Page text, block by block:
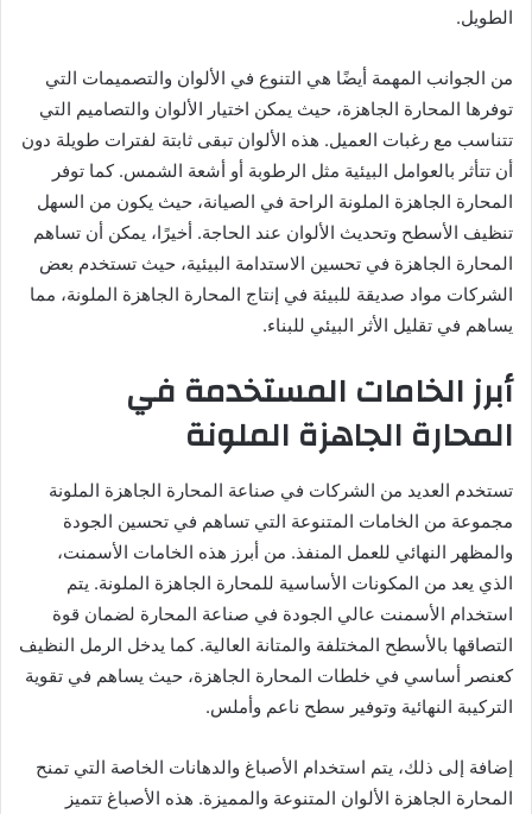
الطويل.
من الجوانب المهمة أيضًا هي التنوع في الألوان والتصميمات التي
توفرها المحارة الجاهزة، حيث يمكن اختيار الألوان والتصاميم التي
تتناسب مع رغبات العميل. هذه الألوان تبقى ثابتة لفترات طويلة دون
أن تتأثر بالعوامل البيئية مثل الرطوبة أو أشعة الشمس. كما توفر
المحارة الجاهزة الملونة الراحة في الصيانة، حيث يكون من السهل
تنظيف الأسطح وتحديث الألوان عند الحاجة. أخيرًا، يمكن أن تساهم
المحارة الجاهزة في تحسين الاستدامة البيئية، حيث تستخدم بعض
الشركات مواد صديقة للبيئة في إنتاج المحارة الجاهزة الملونة، مما
يساهم في تقليل الأثر البيئي للبناء.
أبرز الخامات المستخدمة في
المحارة الجاهزة الملونة
تستخدم العديد من الشركات في صناعة المحارة الجاهزة الملونة
مجموعة من الخامات المتنوعة التي تساهم في تحسين الجودة
والمظهر النهائي للعمل المنفذ. من أبرز هذه الخامات الأسمنت،
الذي يعد من المكونات الأساسية للمحارة الجاهزة الملونة. يتم
استخدام الأسمنت عالي الجودة في صناعة المحارة لضمان قوة
التصاقها بالأسطح المختلفة والمتانة العالية. كما يدخل الرمل النظيف
كعنصر أساسي في خلطات المحارة الجاهزة، حيث يساهم في تقوية
التركيبة النهائية وتوفير سطح ناعم وأملس.
إضافة إلى ذلك، يتم استخدام الأصباغ والدهانات الخاصة التي تمنح
المحارة الجاهزة الألوان المتنوعة والمميزة. هذه الأصباغ تتميز